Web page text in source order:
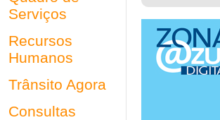
Serviços
Recursos
Humanos
Trânsito Agora
Consultas